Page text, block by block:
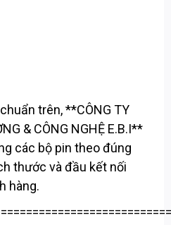
trên, **CÔNG TY
& CÔNG NGHỆ E.B.I**
các bộ pin theo đúng
thước và đầu kết nối
hàng.